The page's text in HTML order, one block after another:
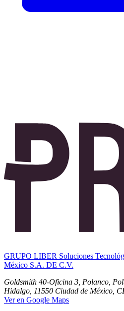
GRUPO LIBER Soluciones
México S.A. DE C.V.
Goldsmith 40-Oficina 3, Polanco,
Hidalgo, 11550 Ciudad de México,
Ver en Google Maps